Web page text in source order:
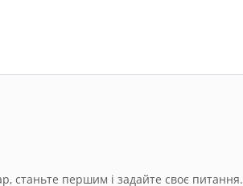
станьте першим і задайте своє питання.